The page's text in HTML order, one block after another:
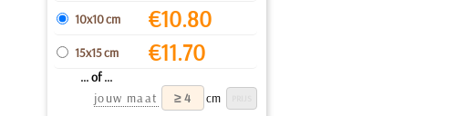
10x10 cm €10.80
15x15 cm €11.70
... of ...
jouw maat
cm